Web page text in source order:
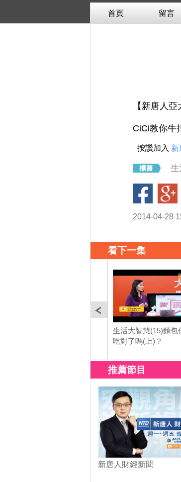
首頁 留言
【新唐人
CiCi教你牛
按讚加入 新
2014-04-28
看下一集
生活大智慧(15)麵包
吃對了嗎(上)？
推薦節目
新唐人財經新聞